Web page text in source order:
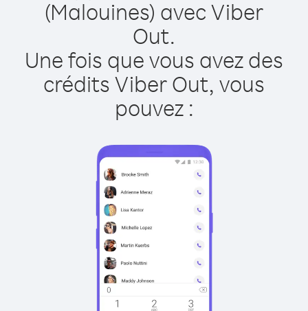
(Malouines) avec Viber
Out.
Une fois que vous avez des
crédits Viber Out, vous
pouvez :